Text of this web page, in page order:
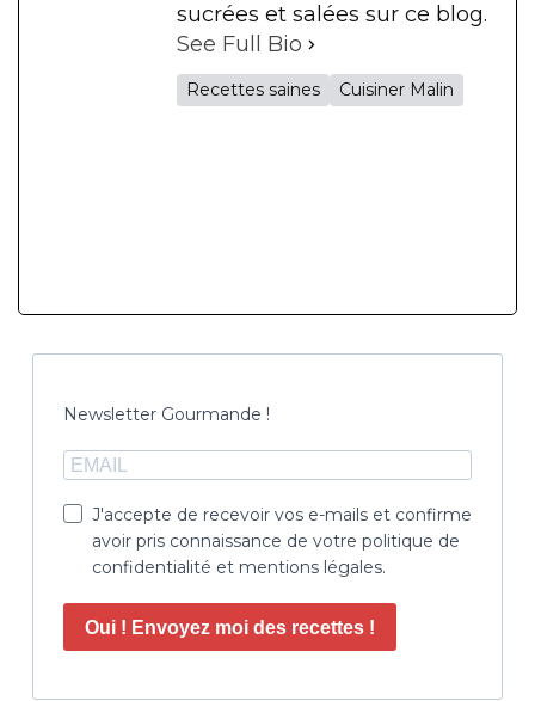
sucrées et salées sur ce blog.
See Full Bio
Recettes saines Cuisiner Malin
Newsletter Gourmande !
J'accepte de recevoir vos e-mails et confirme
avoir pris connaissance de votre politique de
confidentialité et mentions légales.
Oui ! Envoyez moi des recettes !